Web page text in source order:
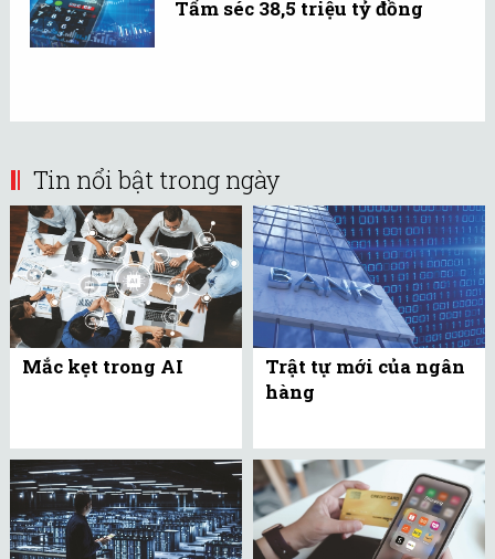
Tấm séc 38,5 triệu tỷ đồng
Tin nổi bật trong ngày
Mắc kẹt trong AI
Trật tự mới của ngân
hàng